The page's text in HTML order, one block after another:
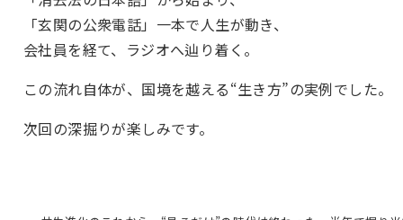
「玄関の公衆電話」一本で人生が動き、
会社員を経て、ラジオへ辿り着く。
この流れ自体が、国境を越える“生き方”の実例でした。
次回の深掘りが楽しみです。